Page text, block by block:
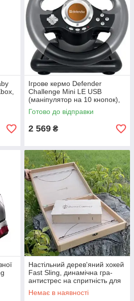
Ігрове кермо Defender
Challenge Mini LE USB
(маніпулятор на 10 кнопок),
компактне провідне кермо з
педалями для ПК та ігор
Готово до відправки
2 569 ₴
Настільний дерев'яний хокей
Fast Sling, динамічна гра-
антистрес на спритність для
дітей та дорослих
Немає в наявності